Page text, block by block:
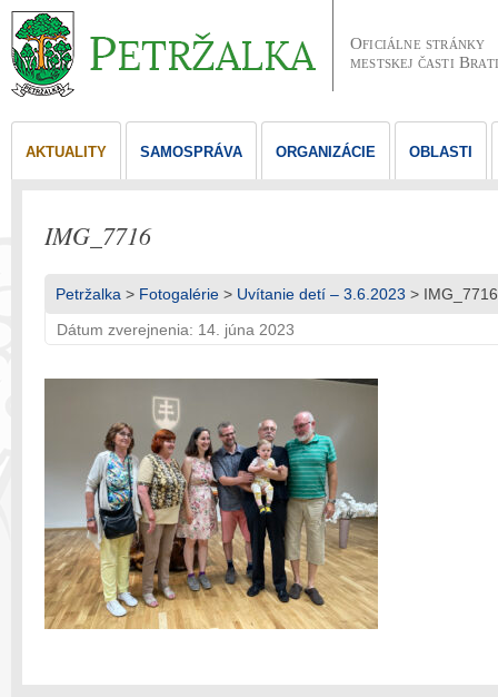
Oficiálne stránky
mestskej časti
AKTUALITY SAMOSPRÁVA ORGANIZÁCIE OBLASTI
IMG_7716
Petržalka > Fotogalérie > Uvítanie detí – 3.6.2023 > IMG_7716
Dátum zverejnenia: 14. júna 2023